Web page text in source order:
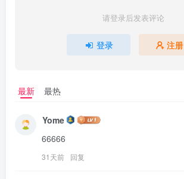
请登录后发表评论
登录 注册
最新 最热
Yome
66666
31天前 回复